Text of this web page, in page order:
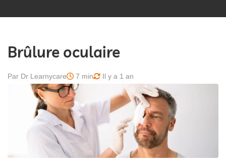
Brûlure oculaire
Par Dr Learnycare 7 min Il y a 1 an